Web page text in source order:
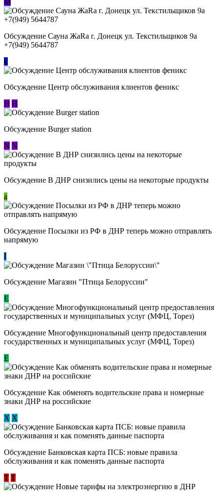
Обсуждение Сауна ЖаRa г. Донецк ул. Текстильщиков 9а
+7(949) 5644787
к
Обсуждение Центр обслуживания клиентов феникс
Н Н
Обсуждение Burger station
N N
Обсуждение В ДНР снизились цены на некоторые продукты
a
Обсуждение Посылки из РФ в ДНР теперь можно отправлять
напрямую
I
Обсуждение Магазин "Птица Белоруссии"
Е
Обсуждение Многофункциональный центр предоставления
государственных и муниципальных услуг (МФЦ, Торез)
E
Обсуждение ​Как обменять водительские права и номерные
знаки ДНР на российские
Х Х
Обсуждение ​Банковская карта ПСБ: новые правила
обслуживания и как поменять данные паспорта
Т Т